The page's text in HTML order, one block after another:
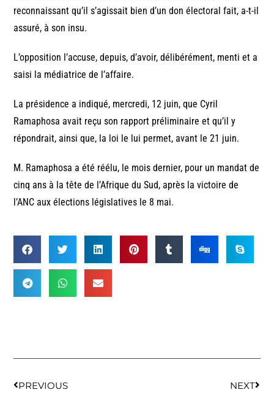
reconnaissant qu’il s’agissait bien d’un don électoral fait, a-t-il
assuré, à son insu.
L’opposition l’accuse, depuis, d’avoir, délibérément, menti et a
saisi la médiatrice de l’affaire.
La présidence a indiqué, mercredi, 12 juin, que Cyril
Ramaphosa avait reçu son rapport préliminaire et qu’il y
répondrait, ainsi que, la loi le lui permet, avant le 21 juin.
M. Ramaphosa a été réélu, le mois dernier, pour un mandat de
cinq ans à la tête de l’Afrique du Sud, après la victoire de
l’ANC aux élections législatives le 8 mai.
PREVIOUS NEXT